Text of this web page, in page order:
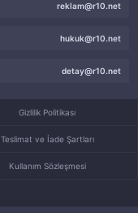
reklam@r10.net
hukuk@r10.net
detay@r10.net
Gizlilik Politikası
Teslimat ve İade Şartları
Kullanım Sözleşmesi